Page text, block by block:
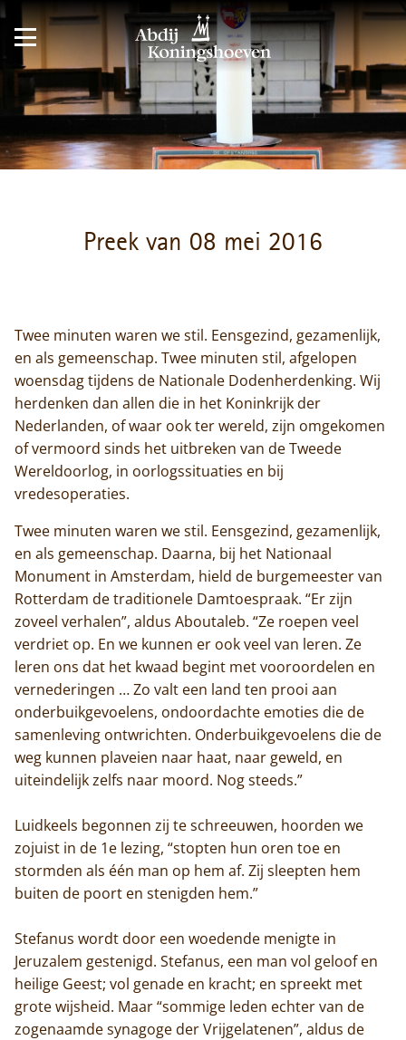
Preek van 08 mei 2016
Twee minuten waren we stil. Eensgezind, gezamenlijk,
en als gemeenschap. Twee minuten stil, afgelopen
woensdag tijdens de Nationale Dodenherdenking. Wij
herdenken dan allen die in het Koninkrijk der
Nederlanden, of waar ook ter wereld, zijn omgekomen
of vermoord sinds het uitbreken van de Tweede
Wereldoorlog, in oorlogssituaties en bij
vredesoperaties.
Twee minuten waren we stil. Eensgezind, gezamenlijk,
en als gemeenschap. Daarna, bij het Nationaal
Monument in Amsterdam, hield de burgemeester van
Rotterdam de traditionele Damtoespraak. “Er zijn
zoveel verhalen”, aldus Aboutaleb. “Ze roepen veel
verdriet op. En we kunnen er ook veel van leren. Ze
leren ons dat het kwaad begint met vooroordelen en
vernederingen … Zo valt een land ten prooi aan
onderbuikgevoelens, ondoordachte emoties die de
samenleving ontwrichten. Onderbuikgevoelens die de
weg kunnen plaveien naar haat, naar geweld, en
uiteindelijk zelfs naar moord. Nog steeds.”
Luidkeels begonnen zij te schreeuwen, hoorden we
zojuist in de 1e lezing, “stopten hun oren toe en
stormden als één man op hem af. Zij sleepten hem
buiten de poort en stenigden hem.”
Stefanus wordt door een woedende menigte in
Jeruzalem gestenigd. Stefanus, een man vol geloof en
heilige Geest; vol genade en kracht; en spreekt met
grote wijsheid. Maar “sommige leden echter van de
zogenaamde synagoge der Vrijgelatenen”, aldus de